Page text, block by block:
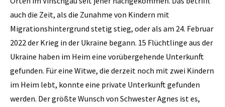
auch die Zeit, als die Zunahme von Kindern mit
Migrationshintergrund stetig stieg, oder als am 24. Februar
2022 der Krieg in der Ukraine begann. 15 Flüchtlinge aus der
Ukraine haben im Heim eine vorübergehende Unterkunft
gefunden. Für eine Witwe, die derzeit noch mit zwei Kindern
im Heim lebt, konnte eine private Unterkunft gefunden
werden. Der größte Wunsch von Schwester Agnes ist es,